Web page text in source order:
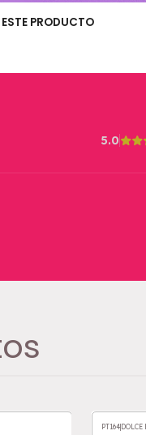
PRODUCTO
5.0
PT164| DOLCE